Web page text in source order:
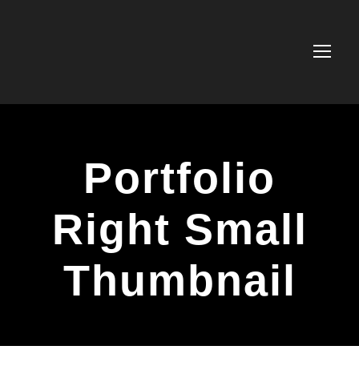
Portfolio
Right Small
Thumbnail